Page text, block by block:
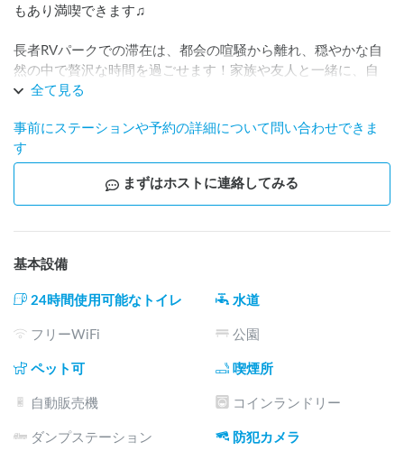
もあり満喫できます♫
長者RVパークでの滞在は、都会の喧騒から離れ、穏やかな自
然の中で贅沢な時間を過ごせます！家族や友人と一緒に、自
然の恵みと心温まるひとときを共有、豊かな思い出を築くこ
心身をリフレッシュしたい方やアウトドアを楽しみたい方に
とって、理想的な場となります♫
https://forms.gle/AtYYscBGu8kYS6sX8
下さいませ。
全て見る
事前にステーションや予約の詳細について問い合わせできま
す
まずはホストに連絡してみる
基本設備
24時間使用可能なトイレ 水道
フリーWiFi 公園
ペット可 喫煙所
自動販売機 コインランドリー
ダンプステーション 防犯カメラ